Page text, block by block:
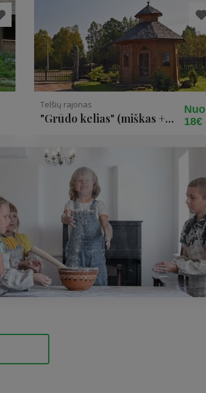
Telšių rajonas
"Grūdo kelias" (miškas +
Nuo
18€